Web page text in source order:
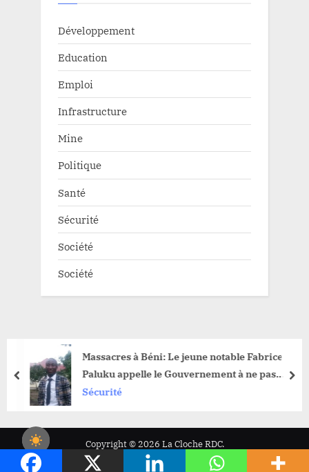
Développement
Education
Emploi
Infrastructure
Mine
Politique
Santé
Sécurité
Société
Société
Massacres à Béni: Le jeune notable Fabrice
Paluku appelle le Gouvernement à ne pas
considérer les victimes comme des bourreaux
Sécurité
prev
Copyright © 2026 La Cloche RDC.
Powered by
PressBook News WordPress theme